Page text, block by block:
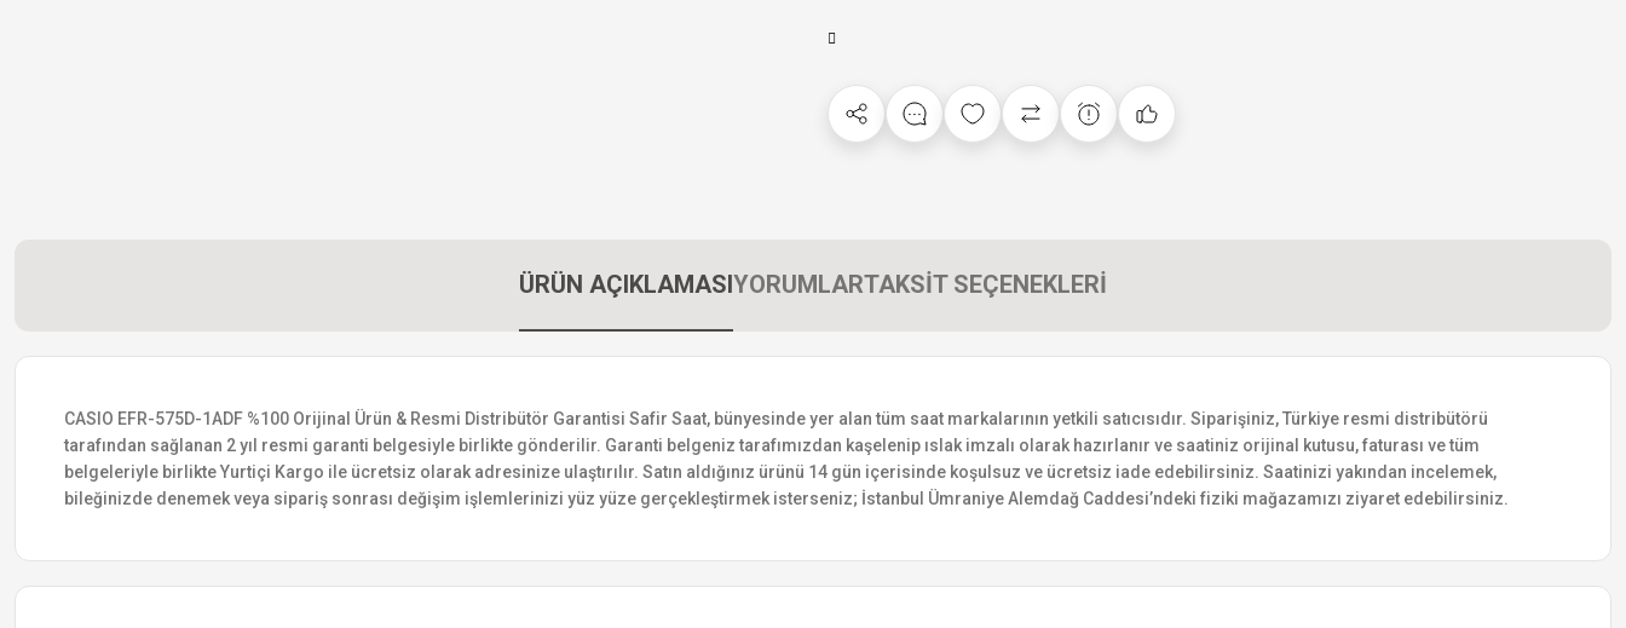
ÜRÜN AÇIKLAMASIYORUMLARTAKSİT SEÇENEKLERİ
CASIO EFR-575D-1ADF %100 Orijinal Ürün & Resmi Distribütör Garantisi Safir Saat, bünyesinde yer alan tüm saat markalarının yetkili satıcısıdır. Siparişiniz, Türkiye resmi distribütörü
tarafından sağlanan 2 yıl resmi garanti belgesiyle birlikte gönderilir. Garanti belgeniz tarafımızdan kaşelenip ıslak imzalı olarak hazırlanır ve saatiniz orijinal kutusu, faturası ve tüm
belgeleriyle birlikte Yurtiçi Kargo ile ücretsiz olarak adresinize ulaştırılır. Satın aldığınız ürünü 14 gün içerisinde koşulsuz ve ücretsiz iade edebilirsiniz. Saatinizi yakından incelemek,
bileğinizde denemek veya sipariş sonrası değişim işlemlerinizi yüz yüze gerçekleştirmek isterseniz; İstanbul Ümraniye Alemdağ Caddesi’ndeki fiziki mağazamızı ziyaret edebilirsiniz.